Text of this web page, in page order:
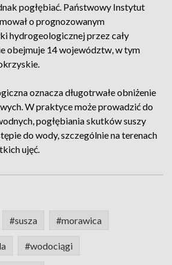
pogłębiać. Państwowy Instytut
o prognozowanym
hydrogeologicznej przez cały
obejmuje 14 województw, w tym
oznacza długotrwałe obniżenie
W praktyce może prowadzić do
pogłębiania skutków suszy
do wody, szczególnie na terenach
ujęć.
#susza #morawica
#wodociągi